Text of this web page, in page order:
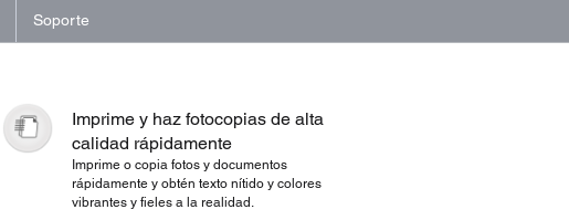
Soporte
Imprime y haz fotocopias de alta
calidad rápidamente
Imprime o copia fotos y documentos
rápidamente y obtén texto nítido y colores
vibrantes y fieles a la realidad.